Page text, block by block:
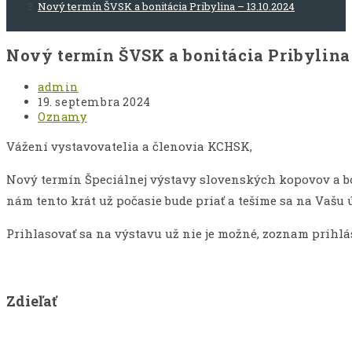
Nový termín ŠVSK a bonitácia Pribylina – 13.10.2024
Nový termín ŠVSK a bonitácia Pribylina
Post
author:
admin
Post
published:
19. septembra 2024
Post
Oznamy
Vážení vystavovatelia a členovia KCHSK,
Nový termín Špeciálnej výstavy slovenských kopovov a
nám tento krát už počasie bude priať a tešíme sa na Vašu
Prihlasovať sa na výstavu už nie je možné, zoznam
ZdieľaťShare